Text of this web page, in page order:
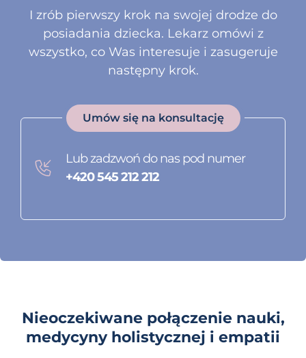
I zrób pierwszy krok na swojej drodze do
posiadania dziecka. Lekarz omówi z
wszystko, co Was interesuje i zasugeruje
następny krok.
Umów się na konsultację
Lub zadzwoń do nas pod numer
+420 545 212 212
Nieoczekiwane połączenie nauki,
medycyny holistycznej i empatii